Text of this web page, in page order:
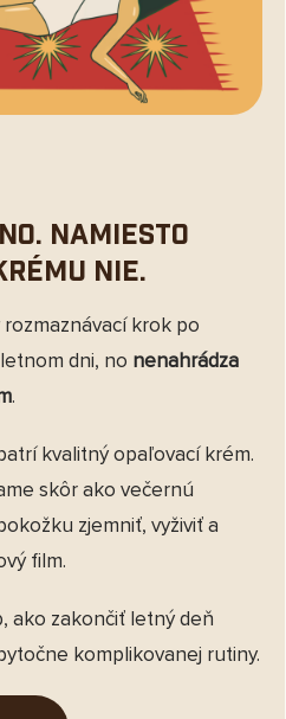
Namiesto
nie.
krok po
dni, no nenahrádza
.
kvalitný opaľovací krém.
skôr ako večernú
zjemniť, vyživiť a
film.
ako zakončiť letný deň
komplikovanej rutiny.
by chaterimo